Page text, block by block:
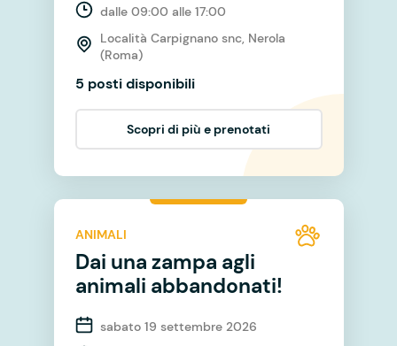
dalle 09:00 alle 17:00
Località Carpignano snc, Nerola
(Roma)
5 posti disponibili
Scopri di più e prenotati
ANIMALI
Dai una zampa agli
animali abbandonati!
sabato 19 settembre 2026